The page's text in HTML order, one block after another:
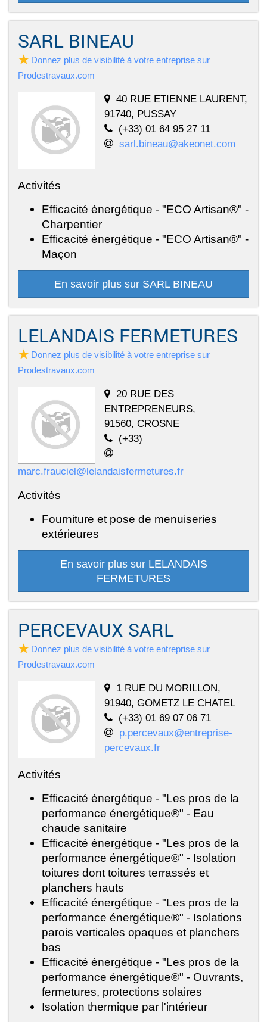
SARL BINEAU
Donnez plus de visibilité à votre entreprise sur
Prodestravaux.com
40 RUE ETIENNE LAURENT,
91740, PUSSAY
(+33) 01 64 95 27 11
sarl.bineau@akeonet.com
Activités
Efficacité énergétique - "ECO Artisan®" -
Charpentier
Efficacité énergétique - "ECO Artisan®" -
Maçon
En savoir plus sur SARL BINEAU
LELANDAIS FERMETURES
Donnez plus de visibilité à votre entreprise sur
Prodestravaux.com
20 RUE DES
ENTREPRENEURS,
91560, CROSNE
(+33)
marc.frauciel@lelandaisfermetures.fr
Activités
Fourniture et pose de menuiseries
extérieures
En savoir plus sur LELANDAIS
FERMETURES
PERCEVAUX SARL
Donnez plus de visibilité à votre entreprise sur
Prodestravaux.com
1 RUE DU MORILLON,
91940, GOMETZ LE CHATEL
(+33) 01 69 07 06 71
p.percevaux@entreprise-
percevaux.fr
Activités
Efficacité énergétique - "Les pros de la
performance énergétique®" - Eau
chaude sanitaire
Efficacité énergétique - "Les pros de la
performance énergétique®" - Isolation
toitures dont toitures terrassés et
planchers hauts
Efficacité énergétique - "Les pros de la
performance énergétique®" - Isolations
parois verticales opaques et planchers
bas
Efficacité énergétique - "Les pros de la
performance énergétique®" - Ouvrants,
fermetures, protections solaires
Isolation thermique par l'intérieur